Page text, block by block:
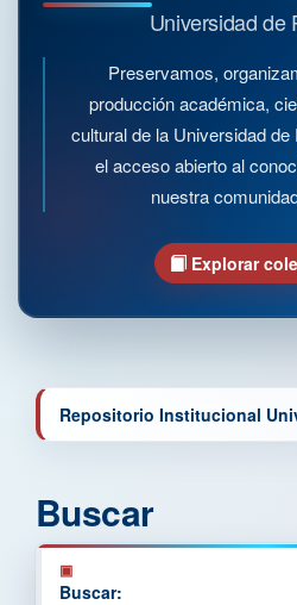
Universidad de
Preservamos,
producción académica,
cultural de la Universidad
el acceso abierto al
nuestra
Explorar
Repositorio Institucional
Buscar
Buscar: